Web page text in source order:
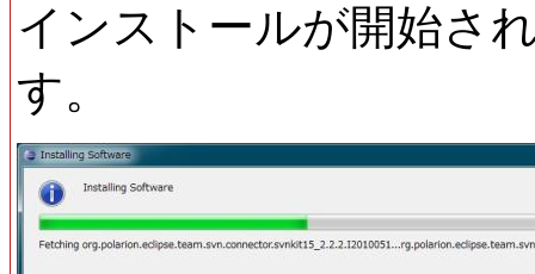
インストールが開始さ
す。